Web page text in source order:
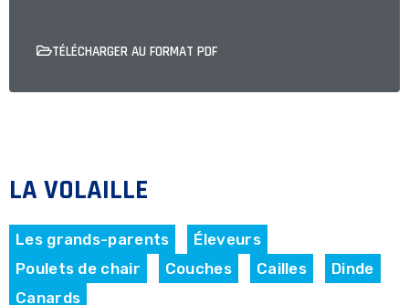
TÉLÉCHARGER AU FORMAT PDF
LA VOLAILLE
Les grands-parents
Éleveurs
Poulets de chair
Couches Cailles
Dinde
Canards